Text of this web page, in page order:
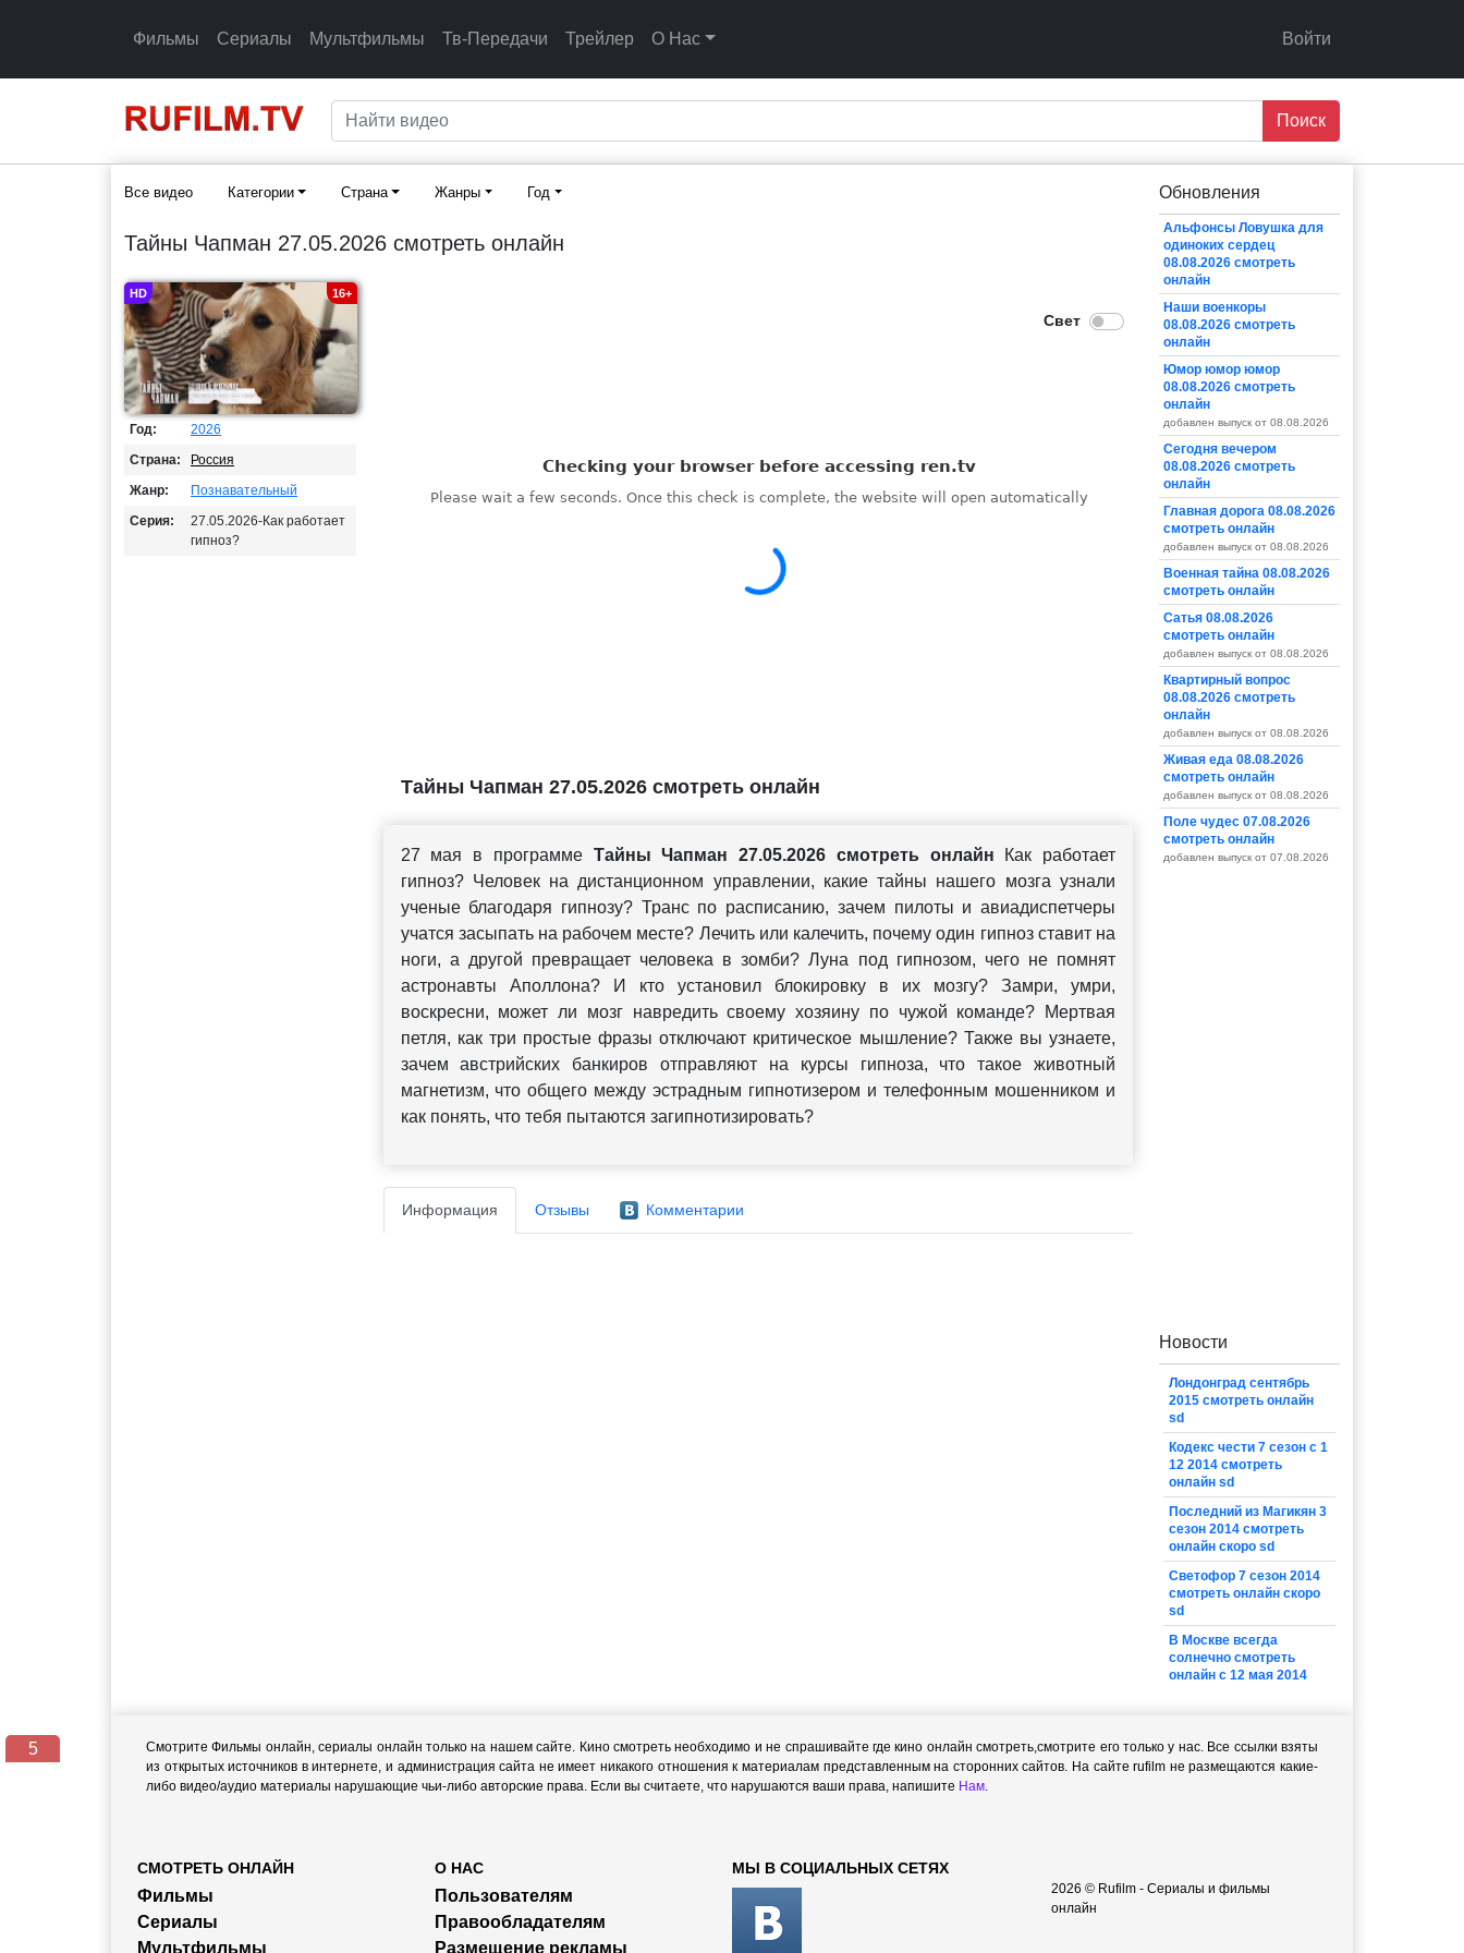
Фильмы Сериалы Мультфильмы Тв-Передачи Трейлер О Нас Войти
Поиск
Все видео Категории Страна Жанры Год
Тайны Чапман 27.05.2026 смотреть онлайн
HD 16+
Год:
2026
Страна:
Россия
Жанр:
Познавательный
Серия:
27.05.2026-Как работает
гипноз?
Тайны Чапман 27.05.2026 смотреть онлайн
27 мая в программе Тайны Чапман 27.05.2026 смотреть онлайн Как работает
гипноз? Человек на дистанционном управлении, какие тайны нашего мозга узнали
ученые благодаря гипнозу? Транс по расписанию, зачем пилоты и авиадиспетчеры
учатся засыпать на рабочем месте? Лечить или калечить, почему один гипноз ставит на
ноги, а другой превращает человека в зомби? Луна под гипнозом, чего не помнят
астронавты Аполлона? И кто установил блокировку в их мозгу? Замри, умри,
воскресни, может ли мозг навредить своему хозяину по чужой команде? Мертвая
петля, как три простые фразы отключают критическое мышление? Также вы узнаете,
зачем австрийских банкиров отправляют на курсы гипноза, что такое животный
магнетизм, что общего между эстрадным гипнотизером и телефонным мошенником и
как понять, что тебя пытаются загипнотизировать?
Информация Отзывы Комментарии
Обновления
Альфонсы Ловушка для
одиноких сердец
08.08.2026 смотреть
онлайн
Наши военкоры
08.08.2026 смотреть
онлайн
Юмор юмор юмор
08.08.2026 смотреть
онлайн
добавлен выпуск от 08.08.2026
Сегодня вечером
08.08.2026 смотреть
онлайн
Главная дорога 08.08.2026
смотреть онлайн
добавлен выпуск от 08.08.2026
Военная тайна 08.08.2026
смотреть онлайн
Сатья 08.08.2026
смотреть онлайн
добавлен выпуск от 08.08.2026
Квартирный вопрос
08.08.2026 смотреть
онлайн
добавлен выпуск от 08.08.2026
Живая еда 08.08.2026
смотреть онлайн
добавлен выпуск от 08.08.2026
Поле чудес 07.08.2026
смотреть онлайн
добавлен выпуск от 07.08.2026
Новости
Лондонград сентябрь
2015 смотреть онлайн
sd
Кодекс чести 7 сезон с 1
12 2014 смотреть
онлайн sd
Последний из Магикян 3
сезон 2014 смотреть
онлайн скоро sd
Светофор 7 сезон 2014
смотреть онлайн скоро
sd
В Москве всегда
солнечно смотреть
онлайн с 12 мая 2014
Смотрите Фильмы онлайн, сериалы онлайн только на нашем сайте. Кино смотреть необходимо и не спрашивайте где кино онлайн смотреть,cмотрите его только у нас. Все ссылки взяты
из открытых источников в интернете, и администрация сайта не имеет никакого отношения к материалам представленным на сторонних сайтов. На сайте rufilm не размещаются какие-
либо видео/аудио материалы нарушающие чьи-либо авторские права. Если вы считаете, что нарушаются ваши права, напишите Нам.
СМОТРЕТЬ ОНЛАЙН
Фильмы
Сериалы
Мультфильмы
О НАС
Пользователям
Правообладателям
Размещение рекламы
МЫ В СОЦИАЛЬНЫХ СЕТЯХ
2026 © Rufilm - Сериалы и фильмы
онлайн
5